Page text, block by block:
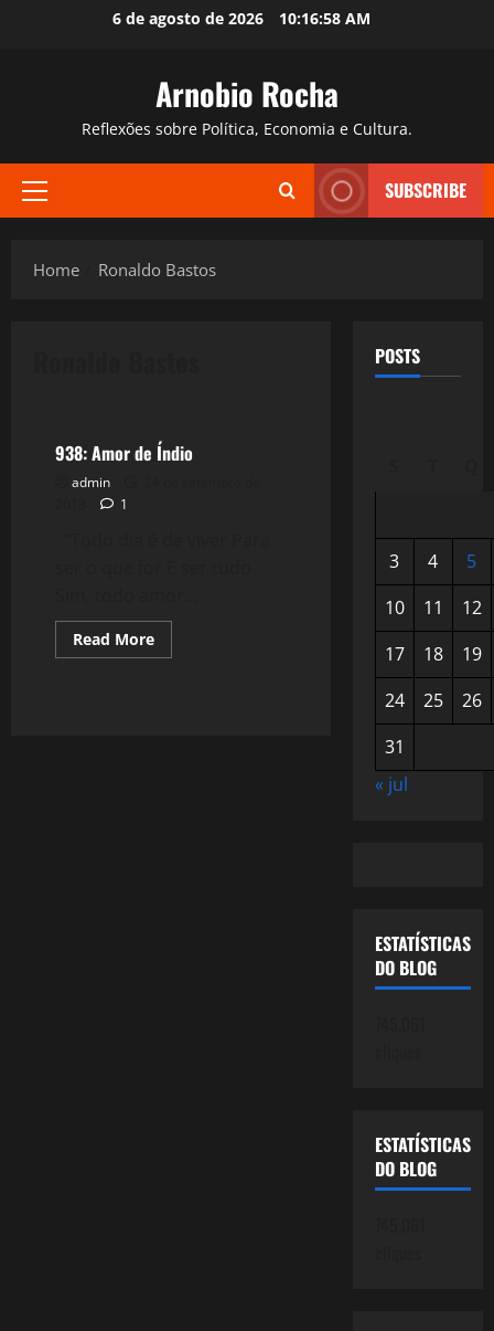
6 de agosto de 2026 10:16:59 AM
Arnobio Rocha
Reflexões sobre Política, Economia e Cultura.
Primary
SUBSCRIBE
Home Ronaldo Bastos
938: Amor de Índio
admin
1
Read MoreRead
more
POSTS
3 4
5
10
11
12
17
18
19
24
25
26
31
« jul
ESTATÍSTICAS
DO BLOG
ESTATÍSTICAS
DO BLOG